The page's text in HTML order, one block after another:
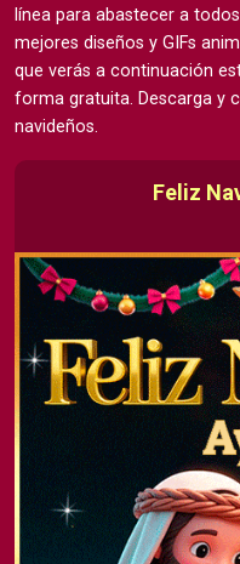
línea para abastecer a
mejores diseños y GIFs
que verás a continuación
forma gratuita. Descarga y
navideños.
Feliz